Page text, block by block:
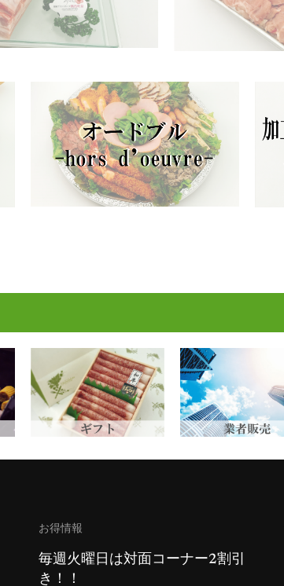
お得情報
毎週火曜日は対面コーナー2割引
き！！